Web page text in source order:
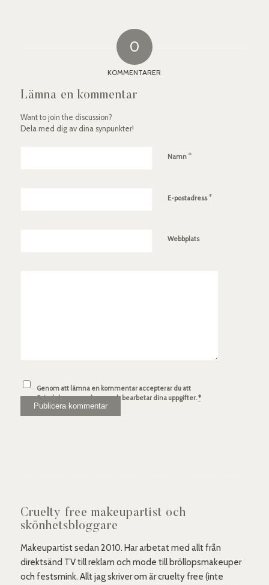
0
KOMMENTARER
Lämna en kommentar
Want to join the discussion?
Dela med dig av dina synpunkter!
Namn *
E-postadress*
Webbplats
Genom att lämna en kommentar accepterar du att
Spindelsven.com lagrar och bearbetar dina uppgifter.*
Cruelty free makeupartist och
skönhetsbloggare
Makeupartist sedan 2010. Har arbetat med allt från
direktsänd TV till reklam och mode till bröllopsmakeuper
och festsmink. Allt jag skriver om är cruelty free (inte